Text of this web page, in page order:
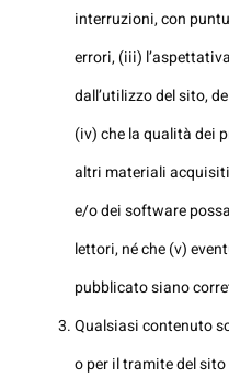
interruzioni, con
errori, (iii)
dall’utilizzo del sito,
(iv) che la qualità dei
altri materiali
e/o dei software
lettori, né che (v)
pubblicato siano
Qualsiasi contenuto
o per il tramite del